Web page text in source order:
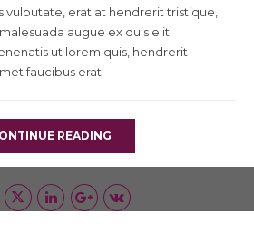
vulputate, erat at hendrerit tristique,
augue ex quis elit.
ut lorem quis, hendrerit
faucibus erat.
READING